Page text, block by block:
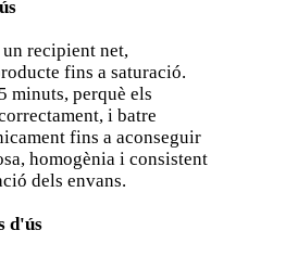
recipient net,
fins a saturació.
minuts, perquè els
i batre
fins a aconseguir
homogènia i consistent
dels envans.
d'ús